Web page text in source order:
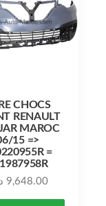
CHOCS
RENAULT
MAROC
15 =>
=
9,648.00